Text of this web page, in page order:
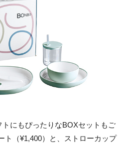
トにもぴったりなBOXセットもご
ト（¥1,400）と、ストローカップ